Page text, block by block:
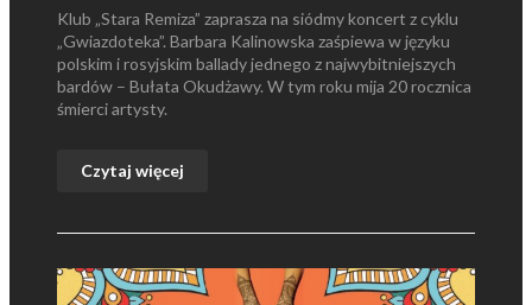
Klub „Stara Remiza” zaprasza na siódmy koncert z cyklu
„Gwiazdoteka”. Barbara Kalinowska zaśpiewa w języku
polskim i rosyjskim ballady jednego z najwybitniejszych
bardów – Bułata Okudżawy. W tym roku mija 20 rocznica
śmierci artysty.
Czytaj więcej